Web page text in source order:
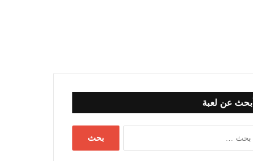
أبحث عن لعبة